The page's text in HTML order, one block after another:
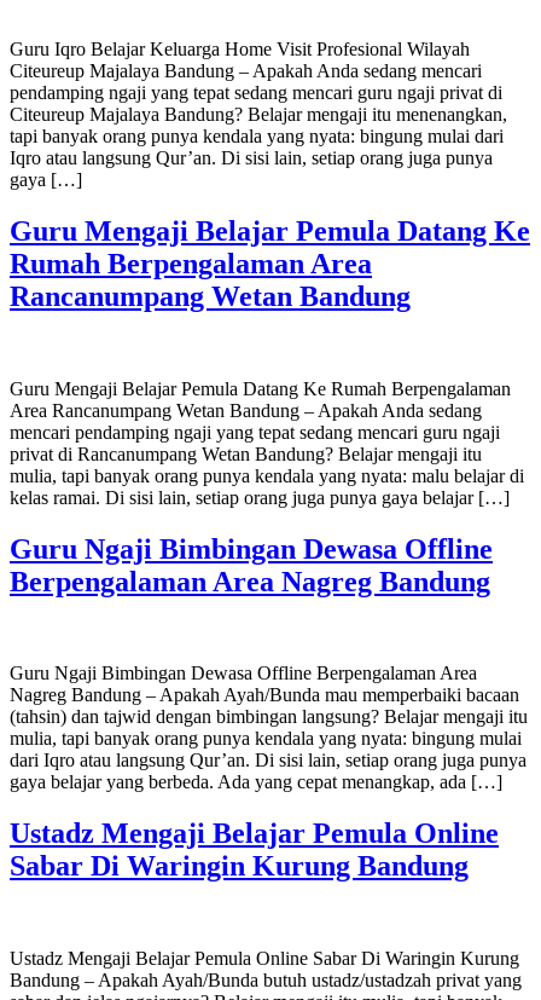
Guru Iqro Belajar Keluarga Home Visit Profesional Wilayah
Citeureup Majalaya Bandung – Apakah Anda sedang mencari
pendamping ngaji yang tepat sedang mencari guru ngaji privat di
Citeureup Majalaya Bandung? Belajar mengaji itu menenangkan,
tapi banyak orang punya kendala yang nyata: bingung mulai dari
Iqro atau langsung Qur’an. Di sisi lain, setiap orang juga punya
gaya […]
Guru Mengaji Belajar Pemula Datang Ke
Rumah Berpengalaman Area
Rancanumpang Wetan Bandung
Guru Mengaji Belajar Pemula Datang Ke Rumah Berpengalaman
Area Rancanumpang Wetan Bandung – Apakah Anda sedang
mencari pendamping ngaji yang tepat sedang mencari guru ngaji
privat di Rancanumpang Wetan Bandung? Belajar mengaji itu
mulia, tapi banyak orang punya kendala yang nyata: malu belajar di
kelas ramai. Di sisi lain, setiap orang juga punya gaya belajar […]
Guru Ngaji Bimbingan Dewasa Offline
Berpengalaman Area Nagreg Bandung
Guru Ngaji Bimbingan Dewasa Offline Berpengalaman Area
Nagreg Bandung – Apakah Ayah/Bunda mau memperbaiki bacaan
(tahsin) dan tajwid dengan bimbingan langsung? Belajar mengaji itu
mulia, tapi banyak orang punya kendala yang nyata: bingung mulai
dari Iqro atau langsung Qur’an. Di sisi lain, setiap orang juga punya
gaya belajar yang berbeda. Ada yang cepat menangkap, ada […]
Ustadz Mengaji Belajar Pemula Online
Sabar Di Waringin Kurung Bandung
Ustadz Mengaji Belajar Pemula Online Sabar Di Waringin Kurung
Bandung – Apakah Ayah/Bunda butuh ustadz/ustadzah privat yang